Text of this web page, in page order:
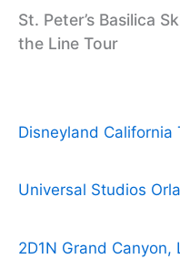
St. Peter’s Basilica
the Line Tour
Disneyland California
Universal Studios
2D1N Grand